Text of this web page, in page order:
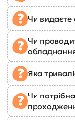
Чи видаєте
Чи
Яка
Чи